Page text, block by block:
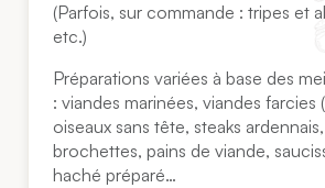
(Parfois, sur commande : tripes et
etc.)
Préparations variées à base des
: viandes marinées, viandes farcies
oiseaux sans tête, steaks
brochettes, pains de viande,
haché préparé…